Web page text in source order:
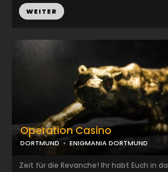
WEITER
Operation Casino
DORTMUND ENIGMANIA DORTMUND
Zeit für die Revanche! Ihr habt Euch in